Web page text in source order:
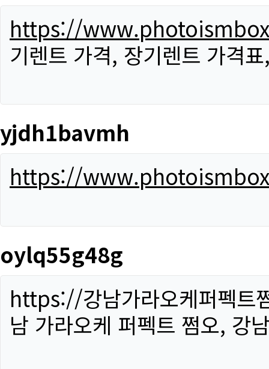
https://
기렌트 가격, 장기렌트 가격
yjdh1bavmh
https://
oylq55g48g
https://강남가라오케퍼펙트
남 가라오케 퍼펙트 쩜오, 강